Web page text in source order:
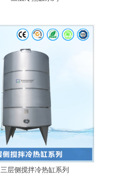
三层侧搅拌冷热缸系列